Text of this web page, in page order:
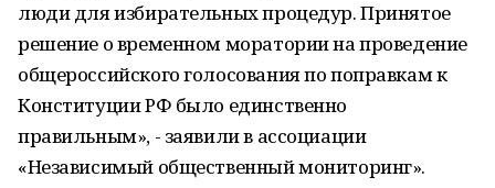
люди для избирательных процедур. Принятое
решение о временном моратории на проведение
общероссийского голосования по поправкам к
Конституции РФ было единственно
правильным», - заявили в ассоциации
«Независимый общественный мониторинг».